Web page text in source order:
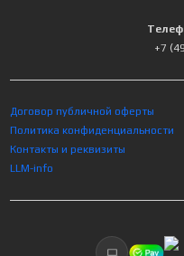
+7
Договор публичной оферты
Политика конфиденциальности
Контакты и реквизиты
LLM-info